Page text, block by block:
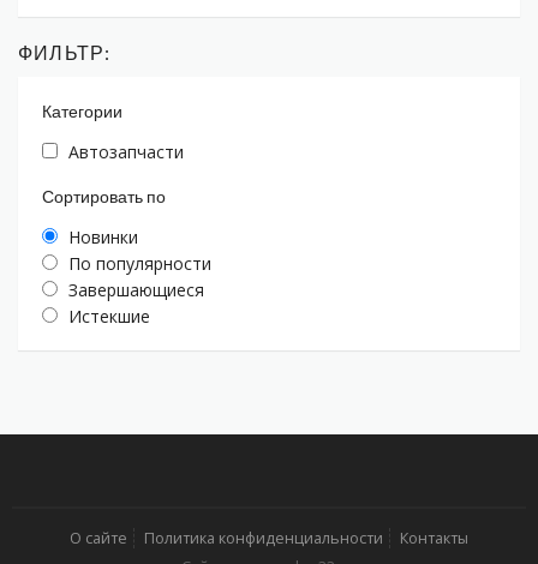
ФИЛЬТР:
Категории
Автозапчасти
Сортировать по
Новинки
По популярности
Завершающиеся
Истекшие
О сайте Политика конфиденциальности
Контакты